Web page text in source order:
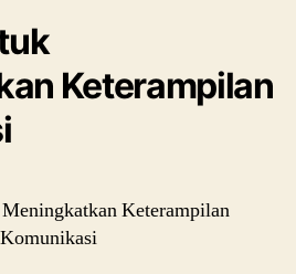
Keterampilan